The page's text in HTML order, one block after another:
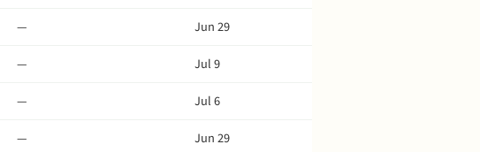
—
Jun 29
—
Jul 9
—
Jul 6
—
Jun 29